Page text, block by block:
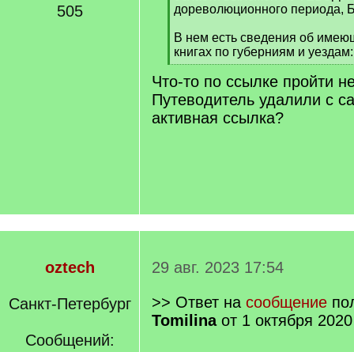
505
]дореволюционного периода,
В нем есть сведения об
книгах по губерниям и уездам:
[
/
q
]
Что-то по ссылке пройти
Путеводитель удалили с
активная ссылка?
oztech
Санкт-Петербург
Сообщений:
29 авг. 2023 17:54
>> Ответ на сообщение
Tomilinaот 1 октября